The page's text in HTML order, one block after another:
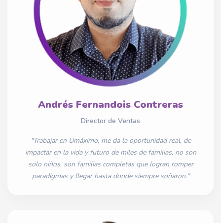
Andrés Fernandois Contreras
Director de Ventas
"Trabajar en Umáximo, me da la oportunidad real, de
impactar en la vida y futuro de miles de familias, no son
solo niños, son familias completas que logran romper
paradigmas y llegar hasta donde siempre soñaron."